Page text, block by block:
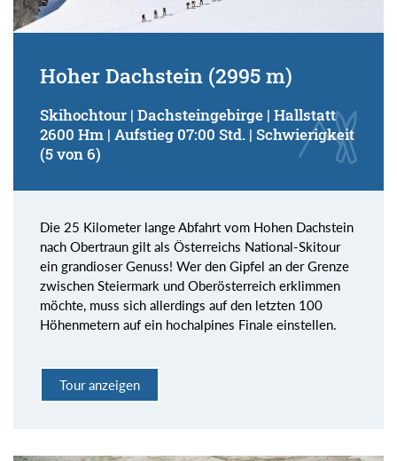
Hoher Dachstein (2995 m)
Skihochtour | Dachsteingebirge | Hallstatt
2600 Hm | Aufstieg 07:00 Std. | Schwierigkeit
(5 von 6)
Die 25 Kilometer lange Abfahrt vom Hohen Dachstein
nach Obertraun gilt als Österreichs National-Skitour
ein grandioser Genuss! Wer den Gipfel an der Grenze
zwischen Steiermark und Oberösterreich erklimmen
möchte, muss sich allerdings auf den letzten 100
Höhenmetern auf ein hochalpines Finale einstellen.
Tour anzeigen